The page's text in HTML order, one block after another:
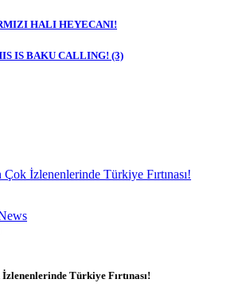
HALI HEYECANI!
IS BAKU CALLING! (3)
Türkiye Fırtınası!